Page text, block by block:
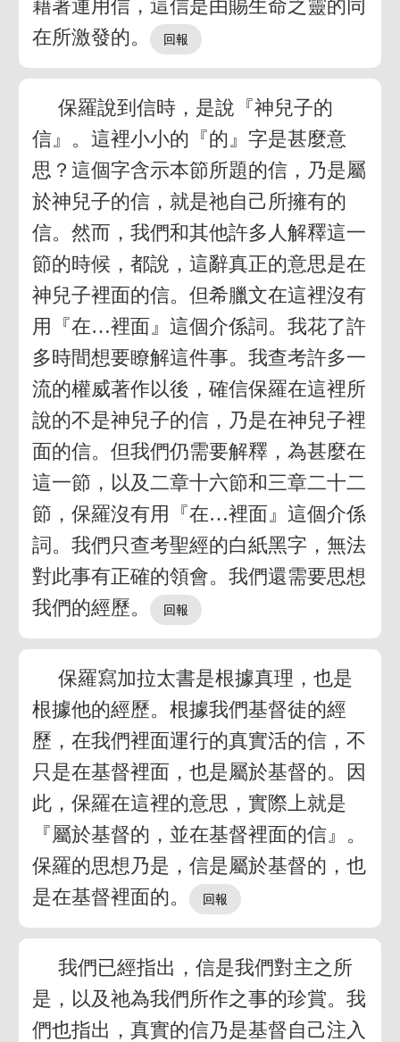
藉著運用信，這信是由賜生命之靈的同
在所激發的。
保羅說到信時，是說『神兒子的
信』。這裡小小的『的』字是甚麼意
思？這個字含示本節所題的信，乃是屬
於神兒子的信，就是祂自己所擁有的
信。然而，我們和其他許多人解釋這一
節的時候，都說，這辭真正的意思是在
神兒子裡面的信。但希臘文在這裡沒有
用『在…裡面』這個介係詞。我花了許
多時間想要瞭解這件事。我查考許多一
流的權威著作以後，確信保羅在這裡所
說的不是神兒子的信，乃是在神兒子裡
面的信。但我們仍需要解釋，為甚麼在
這一節，以及二章十六節和三章二十二
節，保羅沒有用『在…裡面』這個介係
詞。我們只查考聖經的白紙黑字，無法
對此事有正確的領會。我們還需要思想
我們的經歷。
保羅寫加拉太書是根據真理，也是
根據他的經歷。根據我們基督徒的經
歷，在我們裡面運行的真實活的信，不
只是在基督裡面，也是屬於基督的。因
此，保羅在這裡的意思，實際上就是
『屬於基督的，並在基督裡面的信』。
保羅的思想乃是，信是屬於基督的，也
是在基督裡面的。
我們已經指出，信是我們對主之所
是，以及祂為我們所作之事的珍賞。我
們也指出，真實的信乃是基督自己注入